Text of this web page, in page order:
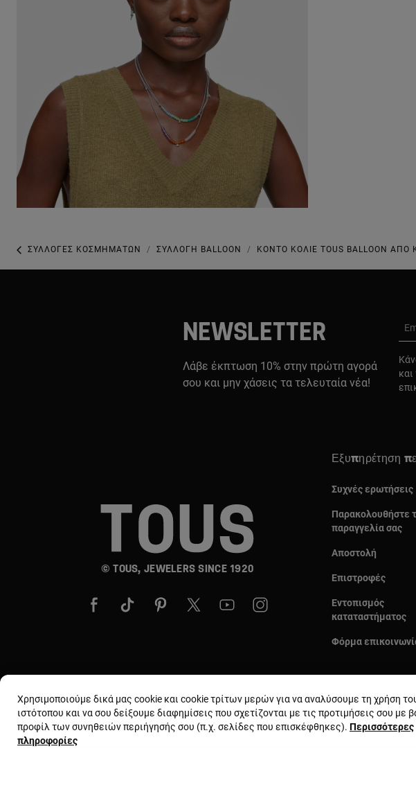
ΣΥΛΛΟΓΈΣ ΚΟΣΜΗΜΆΤΩΝ ΣΥΛΛΟΓΉ BALLOON ΚΟΝΤΌ ΚΟΛΙΈ TOUS BALLOON
NEWSLETTER
Λάβε έκπτωση 10% στην πρώτη αγορά
σου και μην χάσεις τα τελευταία νέα!
και
© TOUS, JEWELERS SINCE 1920
Εξυπηρέτηση
Συχνές ερωτήσεις
Παρακολουθήστε
παραγγελία σας
Αποστολή
Επιστροφές
Εντοπισμός
καταταστήματος
Φόρμα
Χρησιμοποιούμε δικά μας cookie και cookie τρίτων μερών για να αναλύσουμε τη χρήση
ιστότοπου και να σου δείξουμε διαφημίσεις που σχετίζονται με τις προτιμήσεις σου με
προφίλ των συνηθειών περιήγησής σου (π.χ. σελίδες που επισκέφθηκες). Περισσότερες
πληροφορίες